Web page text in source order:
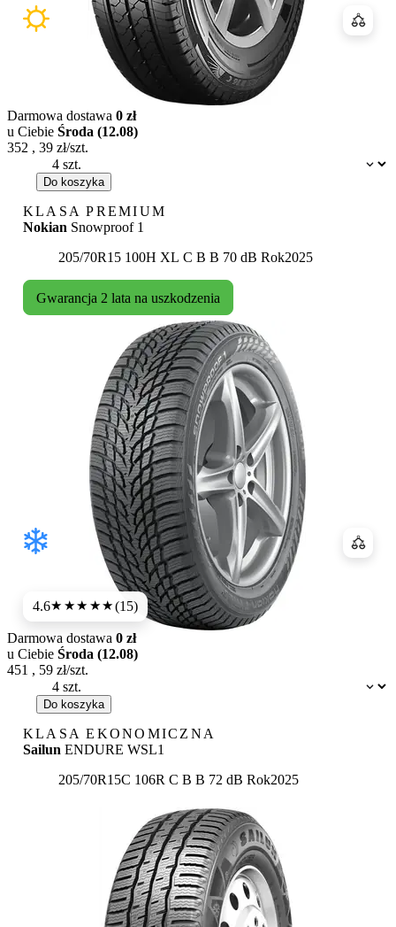
Dostępność:
Darmowa dostawa 0 zł
u Ciebie Środa (12.08)
352 , 39 zł/szt.
Do koszyka
KLASA PREMIUM
Nokian Snowproof 1
205/70R15 100H XL Etykieta:
C B B 70 dB Rok2025
Gwarancja 2 lata na uszkodzenia
4.6★★★★★(15)
Dostępność:
Darmowa dostawa 0 zł
u Ciebie Środa (12.08)
451 , 59 zł/szt.
Do koszyka
KLASA EKONOMICZNA
Sailun ENDURE WSL1
205/70R15C 106R Etykieta:
C B B 72 dB Rok2025